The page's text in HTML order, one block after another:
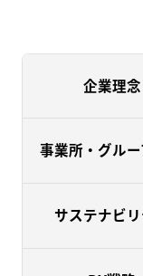
企業理念
事業所・グル
サステナビリ